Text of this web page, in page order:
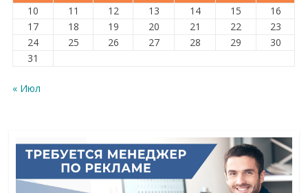
10
11 12 13 14 15
16
17
18 19 20 21 22
23
24
25 26 27 28 29
30
31
« Июл